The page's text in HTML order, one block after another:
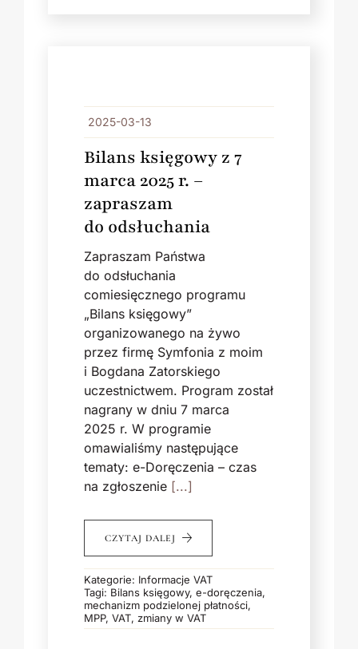
2025-03-13
Bilans księgowy z 7
marca 2025 r. –
zapraszam
do odsłuchania
Zapraszam Państwa
do odsłuchania
comiesięcznego programu
„Bilans księgowy”
organizowanego na żywo
przez firmę Symfonia z moim
i Bogdana Zatorskiego
uczestnictwem. Program został
nagrany w dniu 7 marca
2025 r. W programie
omawialiśmy następujące
tematy: e-Doręczenia – czas
na zgłoszenie [...]
CZYTAJ DALEJ
Kategorie: Informacje VAT
Tagi: Bilans księgowy, e-doręczenia,
mechanizm podzielonej płatności,
MPP, VAT, zmiany w VAT